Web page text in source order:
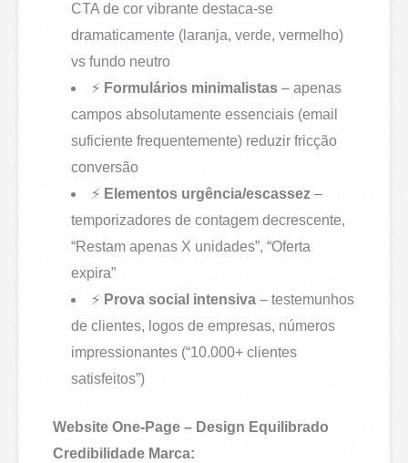
CTA de cor vibrante destaca-se
dramaticamente (laranja, verde, vermelho)
vs fundo neutro
⚡ Formulários minimalistas – apenas
campos absolutamente essenciais (email
suficiente frequentemente) reduzir fricção
conversão
⚡ Elementos urgência/escassez –
temporizadores de contagem decrescente,
“Restam apenas X unidades”, “Oferta
expira”
⚡ Prova social intensiva – testemunhos
de clientes, logos de empresas, números
impressionantes (“10.000+ clientes
satisfeitos”)
Website One-Page – Design Equilibrado
Credibilidade Marca: